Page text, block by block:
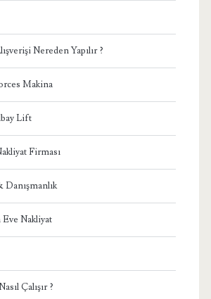
Nereden Yapılır ?
Makina
Lift
Firması
Nakliyat
Çalışır ?